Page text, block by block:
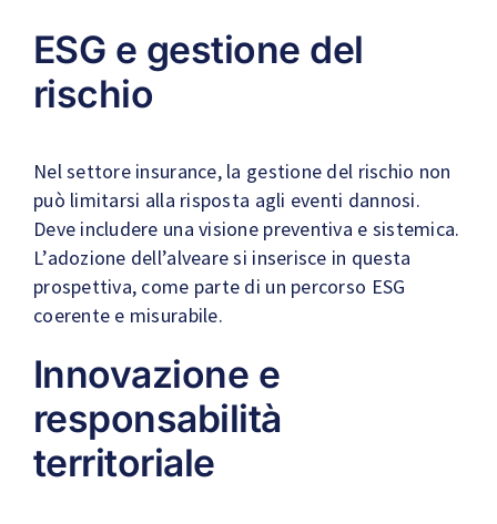
ESG e gestione del
rischio
Nel settore insurance, la gestione del rischio non
può limitarsi alla risposta agli eventi dannosi.
Deve includere una visione preventiva e sistemica.
L’adozione dell’alveare si inserisce in questa
prospettiva, come parte di un percorso ESG
coerente e misurabile.
Innovazione e
responsabilità
territoriale